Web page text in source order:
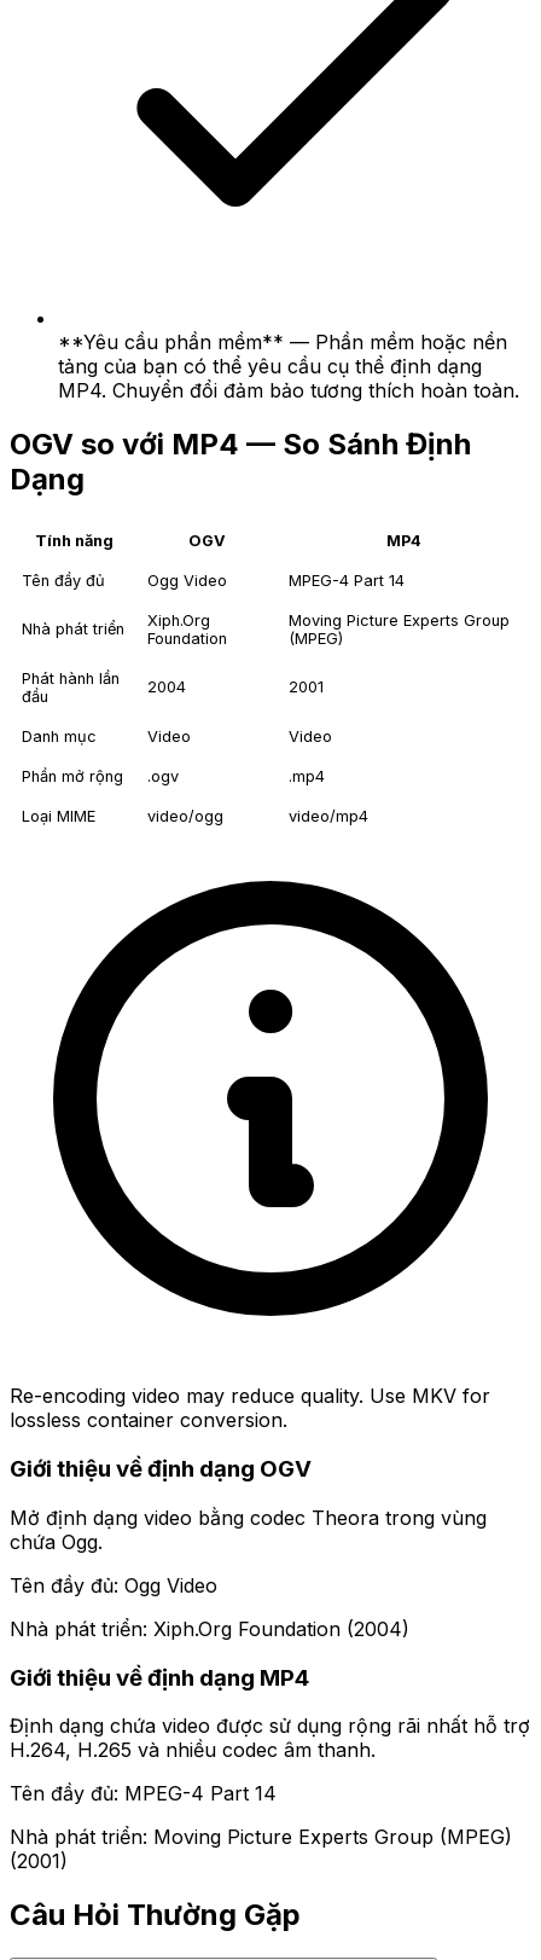
**Yêu cầu phần mềm** — Phần mềm hoặc nền
tảng của bạn có thể yêu cầu cụ thể định dạng
MP4. Chuyển đổi đảm bảo tương thích hoàn toàn.
OGV so với MP4 — So Sánh Định
Dạng
Tính năng OGV MP4
Tên đầy đủ Ogg Video MPEG-4 Part 14
Nhà phát triển
Xiph.Org
Foundation
Moving Picture Experts Group
(MPEG)
Phát hành lần
đầu
2004 2001
Danh mục Video Video
Phần mở rộng .ogv .mp4
Loại MIME video/ogg video/mp4
Re-encoding video may reduce quality. Use MKV for
lossless container conversion.
Giới thiệu về định dạng OGV
Mở định dạng video bằng codec Theora trong vùng
chứa Ogg.
Tên đầy đủ: Ogg Video
Nhà phát triển: Xiph.Org Foundation (2004)
Giới thiệu về định dạng MP4
Định dạng chứa video được sử dụng rộng rãi nhất hỗ trợ
H.264, H.265 và nhiều codec âm thanh.
Tên đầy đủ: MPEG-4 Part 14
Nhà phát triển: Moving Picture Experts Group (MPEG)
(2001)
Câu Hỏi Thường Gặp